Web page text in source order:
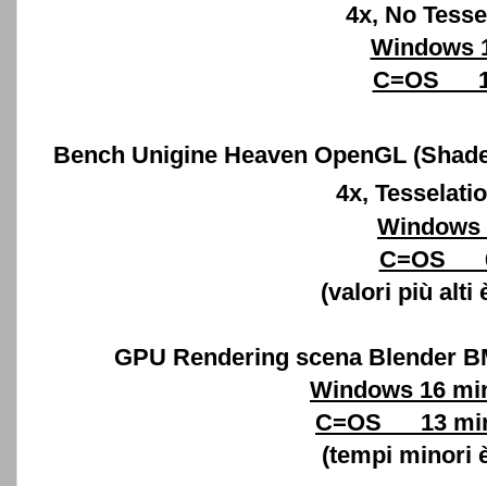
4x, No
Windows
C=OS
Bench Unigine Heaven OpenGL
4x,
Windows
C=OS
(valori più alti
GPU Rendering scena Blender
Windows 16
C=OS 13
(tempi minori